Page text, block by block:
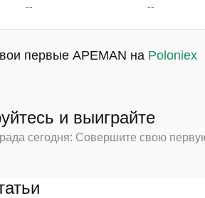
-- --
первые APEMAN на Poloniex
и выиграйте
сегодня: Совершите свою